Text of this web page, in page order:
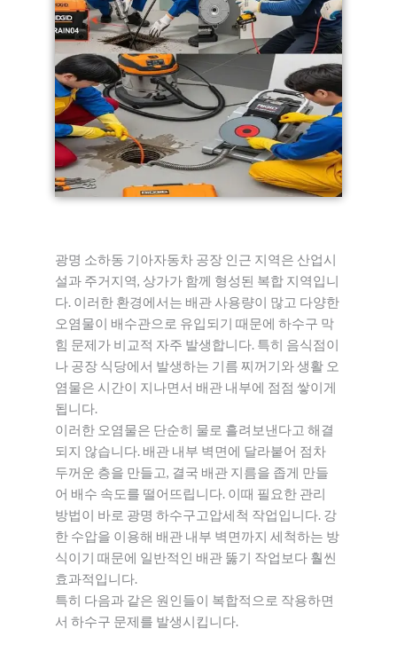
광명 소하동 기아자동차 공장 인근 지역은 산업시
설과 주거지역, 상가가 함께 형성된 복합 지역입니
다. 이러한 환경에서는 배관 사용량이 많고 다양한
오염물이 배수관으로 유입되기 때문에 하수구 막
힘 문제가 비교적 자주 발생합니다. 특히 음식점이
나 공장 식당에서 발생하는 기름 찌꺼기와 생활 오
염물은 시간이 지나면서 배관 내부에 점점 쌓이게
됩니다.
이러한 오염물은 단순히 물로 흘려보낸다고 해결
되지 않습니다. 배관 내부 벽면에 달라붙어 점차
두꺼운 층을 만들고, 결국 배관 지름을 좁게 만들
어 배수 속도를 떨어뜨립니다. 이때 필요한 관리
방법이 바로 광명 하수구고압세척 작업입니다. 강
한 수압을 이용해 배관 내부 벽면까지 세척하는 방
식이기 때문에 일반적인 배관 뚫기 작업보다 훨씬
효과적입니다.
특히 다음과 같은 원인들이 복합적으로 작용하면
서 하수구 문제를 발생시킵니다.